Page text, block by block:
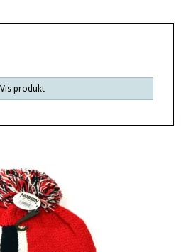
Vis produkt